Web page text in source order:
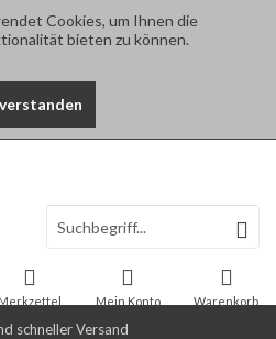
Cookies, um Ihnen die
bieten zu können.
schneller Versand
Warenkorb
Merkzettel Mein Konto